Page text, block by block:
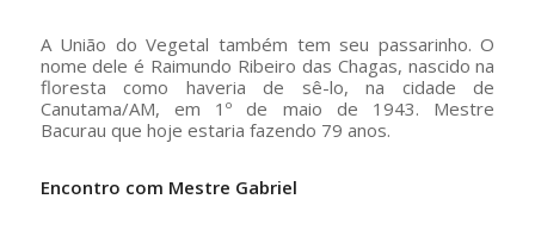
A União do Vegetal também tem seu passarinho. O
nome dele é Raimundo Ribeiro das Chagas, nascido na
floresta como haveria de sê-lo, na cidade de
Canutama/AM, em 1º de maio de 1943. Mestre
Bacurau que hoje estaria fazendo 79 anos.
Encontro com Mestre Gabriel